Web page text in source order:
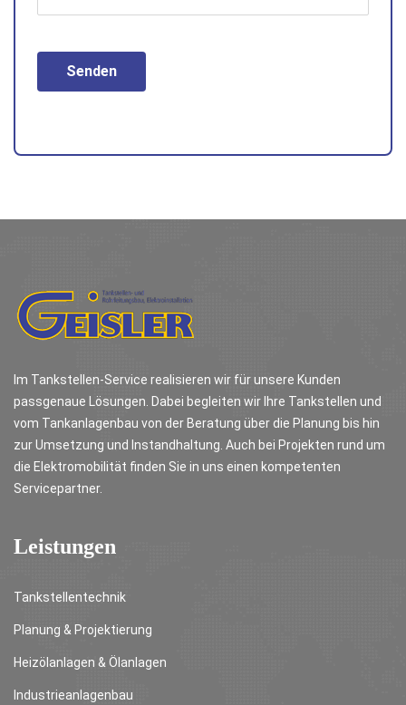
Senden
Im Tankstellen-Service realisieren wir für unsere Kunden
passgenaue Lösungen. Dabei begleiten wir Ihre Tankstellen und
vom Tankanlagenbau von der Beratung über die Planung bis hin
zur Umsetzung und Instandhaltung. Auch bei Projekten rund um
die Elektromobilität finden Sie in uns einen kompetenten
Servicepartner.
Leistungen
Tankstellentechnik
Planung & Projektierung
Heizölanlagen & Ölanlagen
Industrieanlagenbau